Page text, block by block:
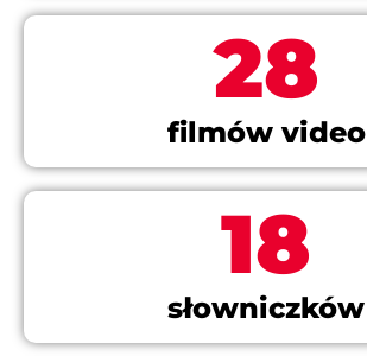
filmów video
28
słowniczków
18